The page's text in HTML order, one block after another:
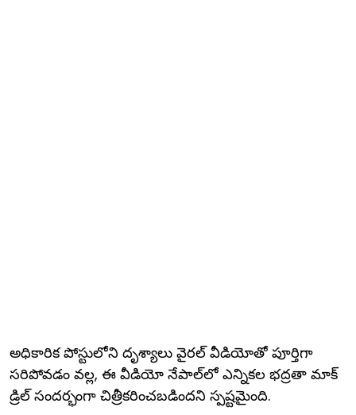
అధికారిక పోస్టులోని దృశ్యాలు వైరల్ వీడియోతో పూర్తిగా
సరిపోవడం వల్ల, ఈ వీడియో నేపాల్‌లో ఎన్నికల భద్రతా మాక్
డ్రిల్ సందర్భంగా చిత్రీకరించబడిందని స్పష్టమైంది.